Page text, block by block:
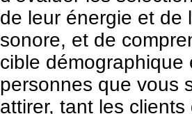
de leur énergie et de
sonore, et de
cible démographique
personnes que vous
attirer, tant les clients